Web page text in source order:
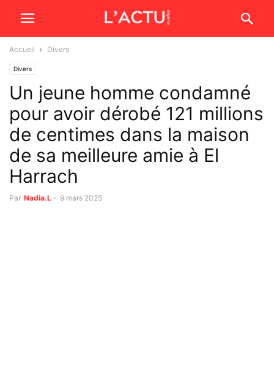
Accueil Divers
Divers
Un jeune homme condamné
pour avoir dérobé 121 millions
de centimes dans la maison
de sa meilleure amie à El
Harrach
Par Nadia.L - 9 mars 2025